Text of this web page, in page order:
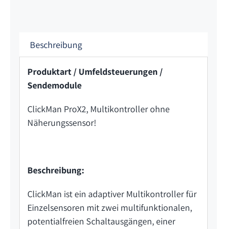
Beschreibung
Produktart / Umfeldsteuerungen /
Sendemodule
ClickMan ProX2, Multikontroller ohne
Näherungssensor!
Beschreibung:
ClickMan ist ein adaptiver Multikontroller für
Einzelsensoren mit zwei multifunktionalen,
potentialfreien Schaltausgängen, einer